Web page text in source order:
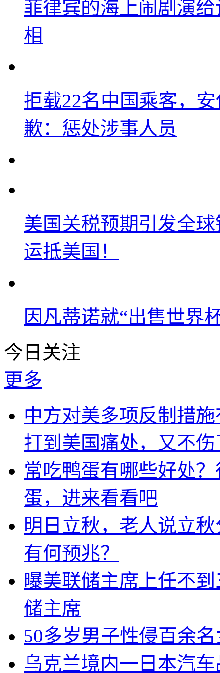
菲律宾的海上闹剧演
相
拒载22名中国乘客，
歉：惩处涉事人员
美国关税预期引发全
运抵美国！
因凡蒂诺就“出售世界
今日关注
更多
中方对美多项反制措
打到美国痛处，又不
常吃鸭蛋有哪些好处
蛋，进来看看吧
明日立秋，老人说立
有何预兆？
曝美联储主席上任不
储主席
50多岁男子性侵百余
乌克兰境内一日本汽